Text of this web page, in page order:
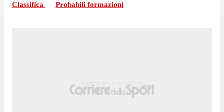
Classifica Probabili formazioni